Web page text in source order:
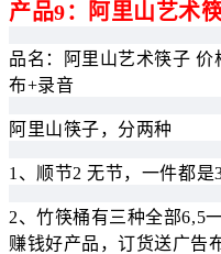
产品9：阿里山艺术
品名：阿里山艺术筷子
布+录音
阿里山筷子，分两种
1、顺节2 无节，一件都
2️、竹筷桶有三种全部6,5
赚钱好产品，订货送广